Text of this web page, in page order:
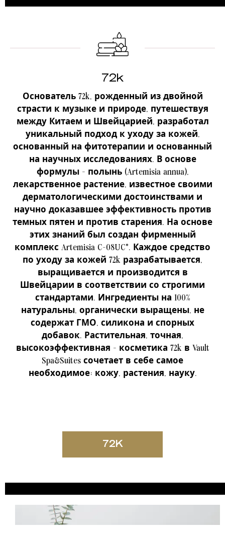
72k
Основатель 72k, рожденный из двойной
страсти к музыке и природе, путешествуя
между Китаем и Швейцарией, разработал
уникальный подход к уходу за кожей,
основанный на фитотерапии и основанный
на научных исследованиях. В основе
формулы - полынь (Artemisia annua),
лекарственное растение, известное своими
дерматологическими достоинствами и
научно доказавшее эффективность против
темных пятен и против старения. На основе
этих знаний был создан фирменный
комплекс Artemisia C-08UC®. Каждое средство
по уходу за кожей 72k разрабатывается,
выращивается и производится в
Швейцарии в соответствии со строгими
стандартами. Ингредиенты на 100%
натуральны, органически выращены, не
содержат ГМО, силикона и спорных
добавок. Растительная, точная,
высокоэффективная - косметика 72k в Vault
Spa&Suites сочетает в себе самое
необходимое: кожу, растения, науку.
72K